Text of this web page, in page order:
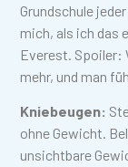
Grundschule
mich, als ich das
Everest. Spoiler:
mehr, und man
Kniebeugen:
ohne Gewicht.
unsichtbare